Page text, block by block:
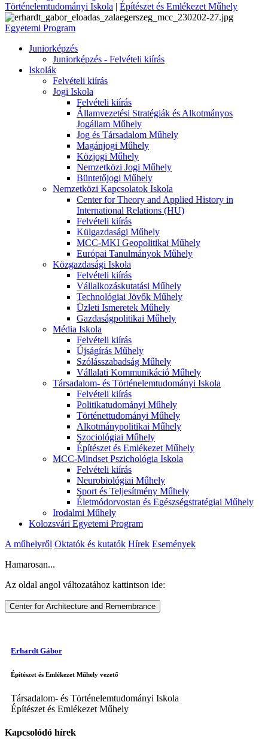
Történelemtudományi Iskola | Építészet és Emlékezet Műhely
Egyetemi Program
Juniorképzés
Juniorképzés - Felvételi kiírás
Iskolák
Felvételi kiírás
Jogi Iskola
Felvételi kiírás
Államvezetési Stratégiák és Alkotmányos
Jogállam Műhely
Jog és Társadalom Műhely
Magánjogi Műhely
Közjogi Műhely
Nemzetközi Jogi Műhely
Büntetőjogi Műhely
Nemzetközi Kapcsolatok Iskola
Center for Theory and Applied History in
International Relations (HU)
Felvételi kiírás
Külgazdasági Műhely
MCC-MKI Geopolitikai Műhely
Európai Tanulmányok Műhely
Közgazdasági Iskola
Felvételi kiírás
Vállalkozáskutatási Műhely
Technológiai Jövők Műhely
Üzleti Ismeretek Műhely
Gazdaságpolitikai Műhely
Média Iskola
Felvételi kiírás
Újságírás Műhely
Szólásszabadság Műhely
Vállalati Kommunikáció Műhely
Társadalom- és Történelemtudományi Iskola
Felvételi kiírás
Politikatudományi Műhely
Történettudományi Műhely
Alkotmánypolitikai Műhely
Szociológiai Műhely
Építészet és Emlékezet Műhely
MCC-Mindset Pszichológia Iskola
Felvételi kiírás
Neurobiológiai Műhely
Sport és Teljesítmény Műhely
Életmódorvostan és Egészségstratégiai Műhely
Irodalmi Műhely
Kolozsvári Egyetemi Program
A műhelyről Oktatók és kutatók Hírek Események
Hamarosan...
Az oldal angol változatához kattintson ide:
Center for Architecture and Remembrance
Erhardt Gábor
Építészet és Emlékezet Műhely vezető
Társadalom- és Történelemtudományi Iskola
Építészet és Emlékezet Műhely
Kapcsolódó hírek